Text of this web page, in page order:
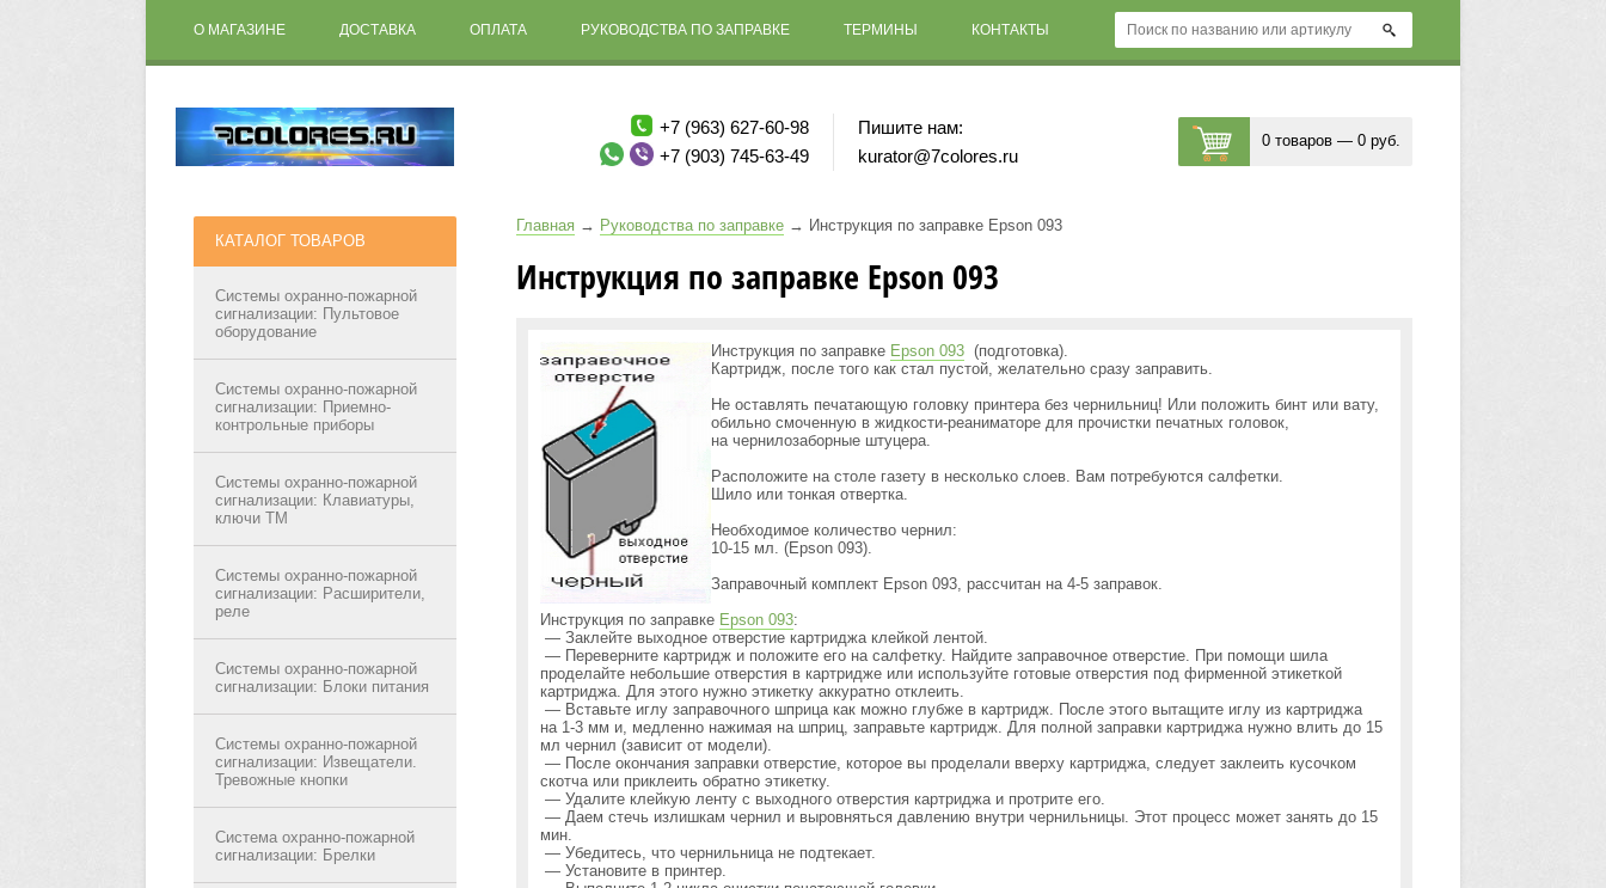
О МАГАЗИНЕ ДОСТАВКА ОПЛАТА РУКОВОДСТВА ПО ЗАПРАВКЕ ТЕРМИНЫ КОНТАКТЫ
+7 (963) 627-60-98
+7 (903) 745-63-49
Пишите нам:
kurator@7colores.ru
0 товаров — 0 руб.
КАТАЛОГ ТОВАРОВ
Системы охранно-пожарной
сигнализации: Пультовое
оборудование
Системы охранно-пожарной
сигнализации: Приемно-
контрольные приборы
Системы охранно-пожарной
сигнализации: Клавиатуры,
ключи ТМ
Системы охранно-пожарной
сигнализации: Расширители,
реле
Системы охранно-пожарной
сигнализации: Блоки питания
Системы охранно-пожарной
сигнализации: Извещатели.
Тревожные кнопки
Система охранно-пожарной
сигнализации: Брелки
Главная → Руководства по заправке → Инструкция по заправке Epson 093
Инструкция по заправке Epson 093
Инструкция по заправке Epson 093 (подготовка).
Картридж, после того как стал пустой, желательно сразу заправить.
Не оставлять печатающую головку принтера без чернильниц! Или положить бинт или вату,
обильно смоченную в жидкости-реаниматоре для прочистки печатных головок,
на чернилозаборные штуцера.
Расположите на столе газету в несколько слоев. Вам потребуются салфетки.
Шило или тонкая отвертка.
Необходимое количество чернил:
10-15 мл. (Epson 093).
Заправочный комплект Epson 093, рассчитан на 4-5 заправок.
Инструкция по заправке Epson 093:
— Заклейте выходное отверстие картриджа клейкой лентой.
— Переверните картридж и положите его на салфетку. Найдите заправочное отверстие. При помощи шила
проделайте небольшие отверстия в картридже или используйте готовые отверстия под фирменной этикеткой
картриджа. Для этого нужно этикетку аккуратно отклеить.
— Вставьте иглу заправочного шприца как можно глубже в картридж. После этого вытащите иглу из картриджа
на 1-3 мм и, медленно нажимая на шприц, заправьте картридж. Для полной заправки картриджа нужно влить до 15
мл чернил (зависит от модели).
— После окончания заправки отверстие, которое вы проделали вверху картриджа, следует заклеить кусочком
скотча или приклеить обратно этикетку.
— Удалите клейкую ленту с выходного отверстия картриджа и протрите его.
— Даем стечь излишкам чернил и выровняться давлению внутри чернильницы. Этот процесс может занять до 15
мин.
— Убедитесь, что чернильница не подтекает.
— Установите в принтер.